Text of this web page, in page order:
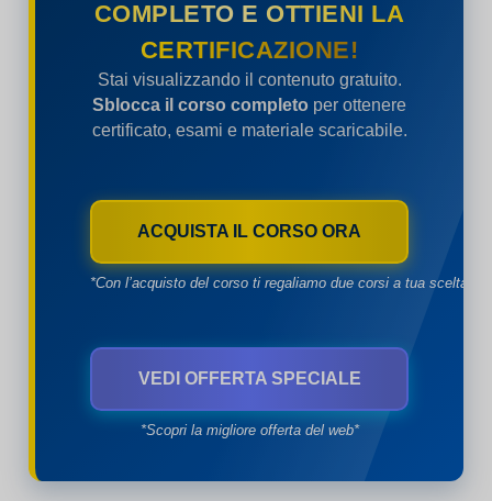
COMPLETO E OTTIENI LA
CERTIFICAZIONE!
Stai visualizzando il contenuto gratuito.
Sblocca il corso completo per ottenere
certificato, esami e materiale scaricabile.
ACQUISTA IL CORSO ORA
*Con l’acquisto del corso ti regaliamo due corsi a tua scelta*
VEDI OFFERTA SPECIALE
*Scopri la migliore offerta del web*